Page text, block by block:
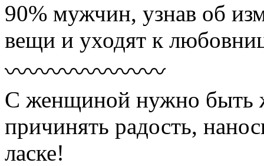
90% мужчин, узнав об
вещи и уходят к
〰〰〰〰〰〰〰
С женщиной нужно быть
причинять радость,
ласке!